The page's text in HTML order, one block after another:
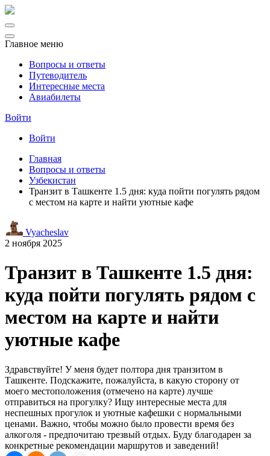
Главное меню
Вопросы и ответы
Путеводитель
Интересные места
Авиабилеты
Войти
Войти
Главная
Вопросы и ответы
Узбекистан
Транзит в Ташкенте 1.5 дня: куда пойти погулять рядом
с местом на карте и найти уютные кафе
Vyacheslav
2 ноября 2025
Транзит в Ташкенте 1.5 дня:
куда пойти погулять рядом с
местом на карте и найти
уютные кафе
Здравствуйте! У меня будет полтора дня транзитом в
Ташкенте. Подскажите, пожалуйста, в какую сторону от
моего местоположения (отмечено на карте) лучше
отправиться на прогулку? Ищу интересные места для
неспешных прогулок и уютные кафешки с нормальными
ценами. Важно, чтобы можно было провести время без
алкоголя - предпочитаю трезвый отдых. Буду благодарен за
конкретные рекомендации маршрутов и заведений!